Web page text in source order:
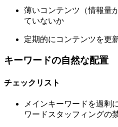
薄いコンテンツ（情報量
ていないか
定期的にコンテンツを更
キーワードの自然な配置
チェックリスト
メインキーワードを過剰
ワードスタッフィングの